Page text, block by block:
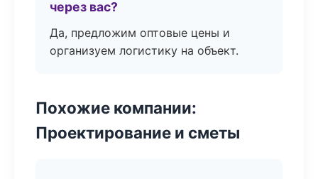
через вас?
Да, предложим оптовые цены и
организуем логистику на объект.
Похожие компании:
Проектирование и сметы